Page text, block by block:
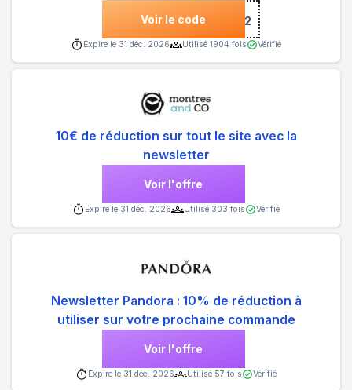
Voir le code***2022
Expire le 31 déc. 2026 Utilisé 1904 fois Vérifié
10€ de réduction sur tout le site avec la
newsletter
Voir l'offre
Expire le 31 déc. 2026 Utilisé 303 fois Vérifié
Newsletter Pandora : 10% de réduction à
utiliser sur votre prochaine commande
Voir l'offre
Expire le 31 déc. 2026 Utilisé 57 fois Vérifié